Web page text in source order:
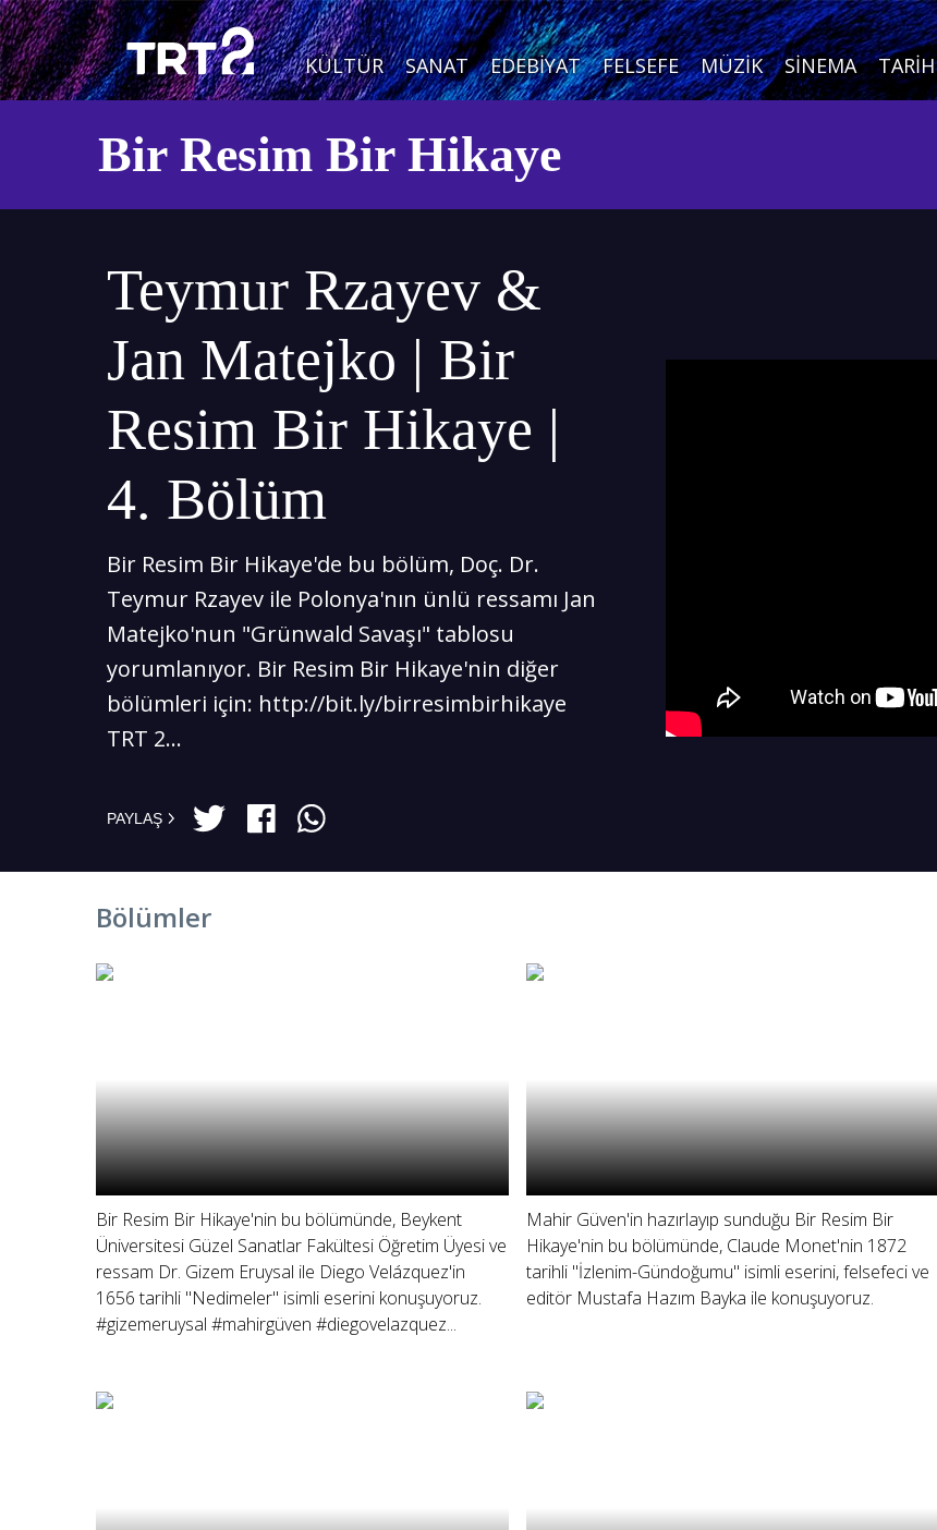
KÜLTÜR SANAT EDEBIYAT FELSEFE MÜZIK SINEMA TARIH
Bir Resim Bir Hikaye
Teymur Rzayev &
Jan Matejko | Bir
Resim Bir Hikaye |
4. Bölüm
Bir Resim Bir Hikaye'de bu bölüm, Doç. Dr.
Teymur Rzayev ile Polonya'nın ünlü ressamı Jan
Matejko'nun "Grünwald Savaşı" tablosu
yorumlanıyor. Bir Resim Bir Hikaye'nin diğer
bölümleri için: http://bit.ly/birresimbirhikaye
TRT 2...
PAYLAŞ
Bölümler
Bir Resim Bir Hikaye'nin bu bölümünde, Beykent
Üniversitesi Güzel Sanatlar Fakültesi Öğretim Üyesi ve
ressam Dr. Gizem Eruysal ile Diego Velázquez'in
1656 tarihli "Nedimeler" isimli eserini konuşuyoruz.
#gizemeruysal #mahirgüven #diegovelazquez...
Mahir Güven'in hazırlayıp sunduğu Bir Resim Bir
Hikaye'nin bu bölümünde, Claude Monet'nin 1872
tarihli "İzlenim-Gündoğumu" isimli eserini, felsefeci ve
editör Mustafa Hazım Bayka ile konuşuyoruz.